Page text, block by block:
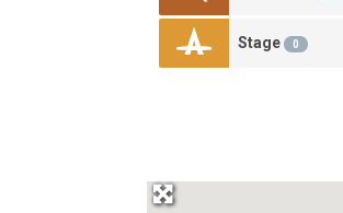
Stage 0